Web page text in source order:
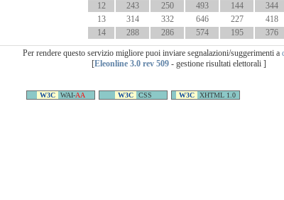
12
243 250 493 144 344
13
314 332 646 227 418
14
288 286 574 195 376
Per rendere questo servizio migliore puoi inviare segnalazioni/suggerimenti a
[Eleonline 3.0 rev 509 - gestione risultati elettorali ]
W3C WAI-AA W3C CSS W3C XHTML 1.0